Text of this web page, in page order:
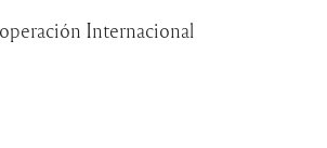
Internacional